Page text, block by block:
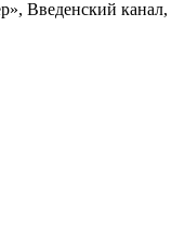
Введенский канал,